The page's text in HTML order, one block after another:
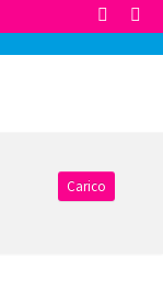
Carico